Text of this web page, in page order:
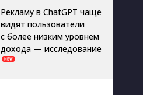
Рекламу в ChatGPT чаще
видят пользователи
с более низким уровнем
дохода — исследование